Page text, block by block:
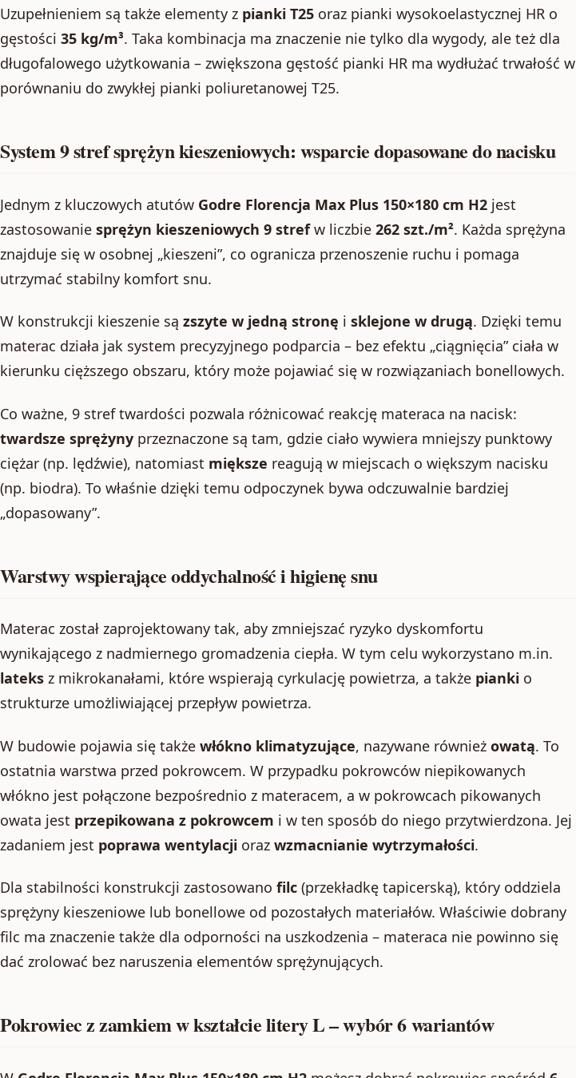
Uzupełnieniem są także elementy z pianki T25 oraz pianki wysokoelastycznej HR o
gęstości 35 kg/m³. Taka kombinacja ma znaczenie nie tylko dla wygody, ale też dla
długofalowego użytkowania – zwiększona gęstość pianki HR ma wydłużać trwałość w
porównaniu do zwykłej pianki poliuretanowej T25.
System 9 stref sprężyn kieszeniowych: wsparcie dopasowane do nacisku
Jednym z kluczowych atutów Godre Florencja Max Plus 150×180 cm H2 jest
zastosowanie sprężyn kieszeniowych 9 strefw liczbie 262 szt./m². Każda sprężyna
znajduje się w osobnej „kieszeni”, co ogranicza przenoszenie ruchu i pomaga
utrzymać stabilny komfort snu.
W konstrukcji kieszenie są zszyte w jedną stronę i sklejone w drugą. Dzięki temu
materac działa jak system precyzyjnego podparcia – bez efektu „ciągnięcia” ciała w
kierunku cięższego obszaru, który może pojawiać się w rozwiązaniach bonellowych.
Co ważne, 9 stref twardości pozwala różnicować reakcję materaca na nacisk:
twardsze sprężyny przeznaczone są tam, gdzie ciało wywiera mniejszy punktowy
ciężar (np. lędźwie), natomiast miększe reagują w miejscach o większym nacisku
(np. biodra). To właśnie dzięki temu odpoczynek bywa odczuwalnie bardziej
„dopasowany”.
Warstwy wspierające oddychalność i higienę snu
Materac został zaprojektowany tak, aby zmniejszać ryzyko dyskomfortu
wynikającego z nadmiernego gromadzenia ciepła. W tym celu wykorzystano m.in.
lateks z mikrokanałami, które wspierają cyrkulację powietrza, a także pianki o
strukturze umożliwiającej przepływ powietrza.
W budowie pojawia się także włókno klimatyzujące, nazywane również owatą. To
ostatnia warstwa przed pokrowcem. W przypadku pokrowców niepikowanych
włókno jest połączone bezpośrednio z materacem, a w pokrowcach pikowanych
owata jest przepikowana z pokrowcem i w ten sposób do niego przytwierdzona. Jej
zadaniem jest poprawa wentylacji oraz wzmacnianie wytrzymałości.
Dla stabilności konstrukcji zastosowano filc (przekładkę tapicerską), który oddziela
sprężyny kieszeniowe lub bonellowe od pozostałych materiałów. Właściwie dobrany
filc ma znaczenie także dla odporności na uszkodzenia – materaca nie powinno się
dać zrolować bez naruszenia elementów sprężynujących.
Pokrowiec z zamkiem w kształcie litery L – wybór 6 wariantów